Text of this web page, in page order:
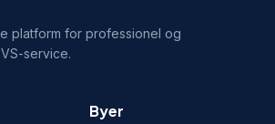
platform for professionel og
service.
Byer